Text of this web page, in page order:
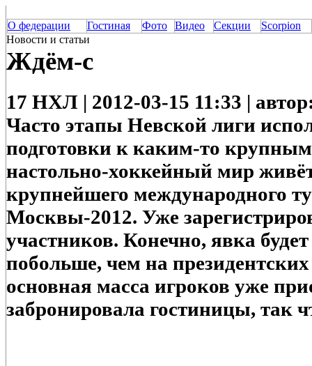
О федерации Гостиная Фото Видео Секции
Scorpion
Новости и статьи
Ждём-с
17 НХЛ | 2012-03-15 11:33 |
Часто этапы Невской лиги
подготовки к каким-то
настольно-хоккейный мир
крупнейшего международного
Москвы-2012. Уже
участников. Конечно, явка
побольше, чем на
основная масса игроков уже
забронировала гостиницы, так